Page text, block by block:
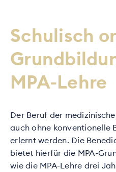
Schulisch
MPA-Lehre
Der Beruf der
auch ohne konventionelle
erlernt werden. Die
bietet hierfür die MPA-
wie die MPA-Lehre drei